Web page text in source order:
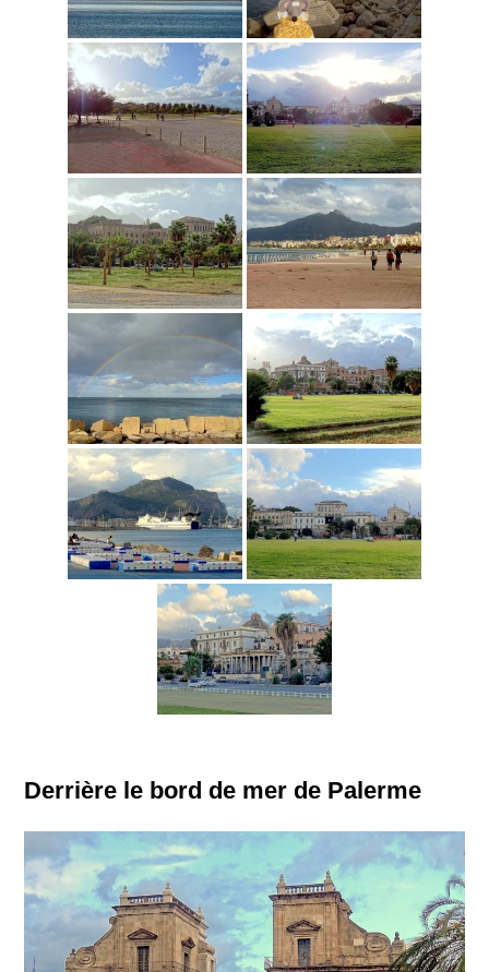
Derrière le bord de mer de Palerme